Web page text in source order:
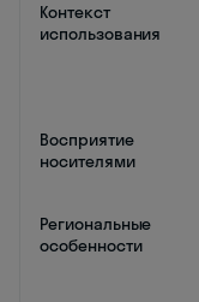
Контекст
использования
Восприятие
носителями
Региональные
особенности